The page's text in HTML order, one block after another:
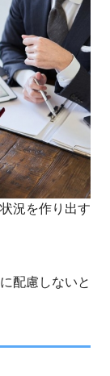
況を作り出す
配慮しないと